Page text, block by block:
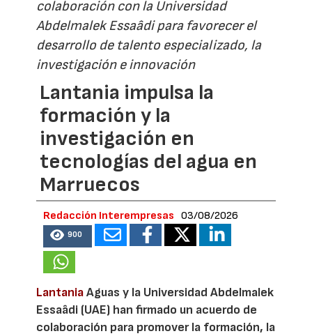
colaboración con la Universidad
Abdelmalek Essaâdi para favorecer el
desarrollo de talento especializado, la
investigación e innovación
Lantania impulsa la
formación y la
investigación en
tecnologías del agua en
Marruecos
Redacción Interempresas 03/08/2026
900
LantaniaAguas y la Universidad Abdelmalek
Essaâdi (UAE) han firmado un acuerdo de
colaboración para promover la formación, la